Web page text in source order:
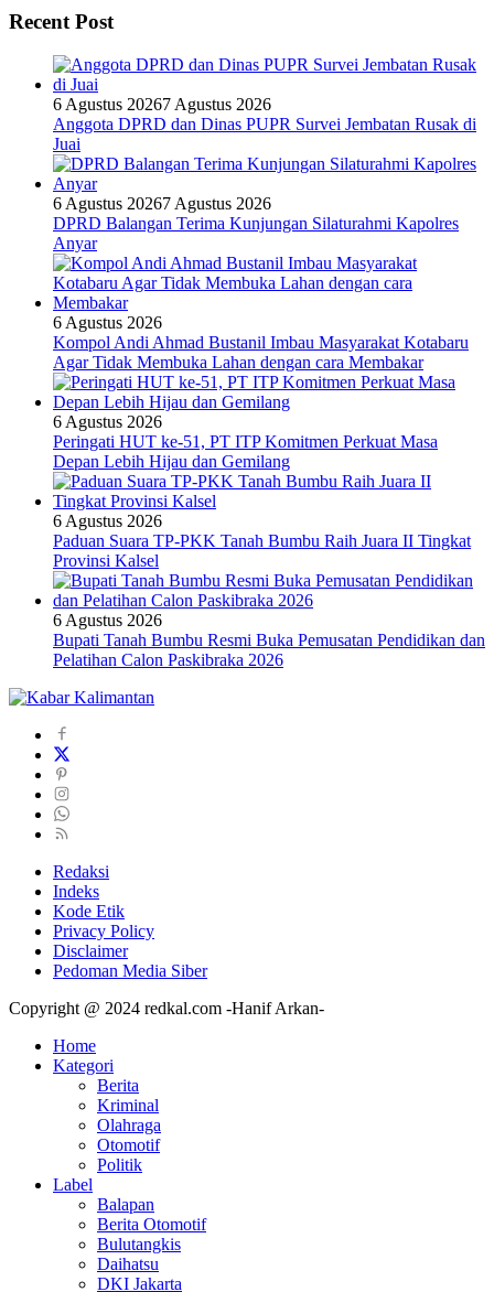
Recent Post
6 Agustus 20267 Agustus 2026
Anggota DPRD dan Dinas PUPR Survei Jembatan Rusak di
Juai
6 Agustus 20267 Agustus 2026
DPRD Balangan Terima Kunjungan Silaturahmi Kapolres
Anyar
6 Agustus 2026
Kompol Andi Ahmad Bustanil Imbau Masyarakat Kotabaru
Agar Tidak Membuka Lahan dengan cara Membakar
6 Agustus 2026
Peringati HUT ke-51, PT ITP Komitmen Perkuat Masa
Depan Lebih Hijau dan Gemilang
6 Agustus 2026
Paduan Suara TP-PKK Tanah Bumbu Raih Juara II Tingkat
Provinsi Kalsel
6 Agustus 2026
Bupati Tanah Bumbu Resmi Buka Pemusatan Pendidikan dan
Pelatihan Calon Paskibraka 2026
Redaksi
Indeks
Kode Etik
Privacy Policy
Disclaimer
Pedoman Media Siber
Copyright @ 2024 redkal.com -Hanif Arkan-
Home
Kategori
Berita
Kriminal
Olahraga
Otomotif
Politik
Label
Balapan
Berita Otomotif
Bulutangkis
Daihatsu
DKI Jakarta